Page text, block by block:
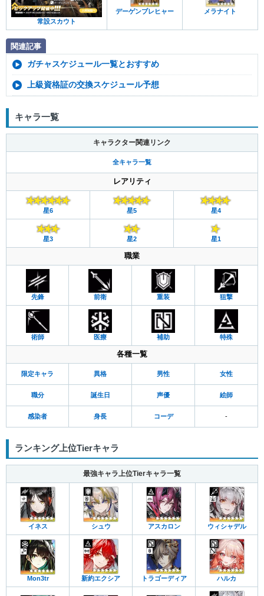
常設スカウト
デーゲンブレヒャー メラナイト
関連記事
ガチャスケジュール一覧とおすすめ
上級資格証の交換スケジュール予想
キャラ一覧
キャラクター関連リンク
全キャラ一覧
レアリティ
星6 星5 星4
星3 星2 星1
職業
先鋒 前衛 重装 狙撃
術師 医療 補助 特殊
各種一覧
限定キャラ 異格 男性 女性
職分 誕生日 声優 絵師
感染者 身長 コーデ -
ランキング上位Tierキャラ
最強キャラ上位Tierキャラ一覧
イネス シュウ アスカロン ウィシャデル
Mon3tr 新約エクシア トラゴーディア ハルカ